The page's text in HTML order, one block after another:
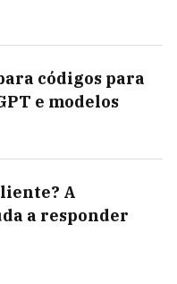
códigos para
e modelos
A
a responder